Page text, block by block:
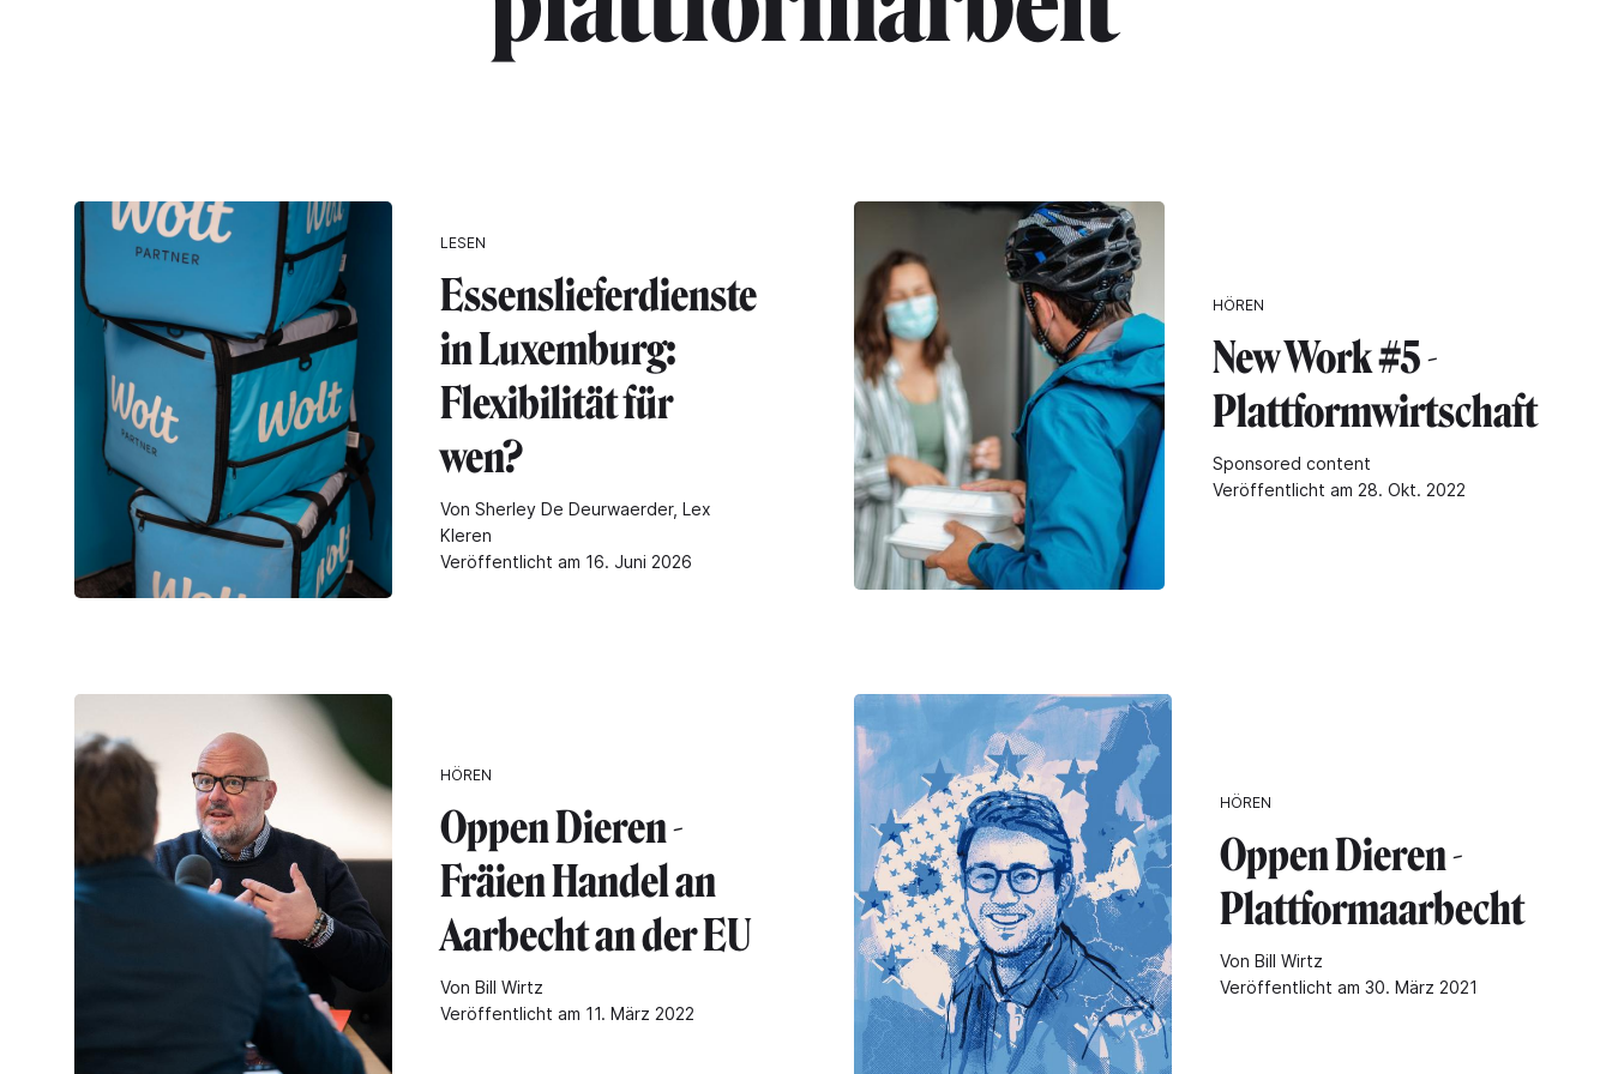
LESEN
Essenslieferdienste
in Luxemburg:
Flexibilität für
wen?
Von Sherley De Deurwaerder, Lex
Kleren
Veröffentlicht am 16. Juni 2026
HÖREN
New Work #5 -
Plattformwirtschaft
Sponsored content
Veröffentlicht am 28. Okt. 2022
HÖREN
Oppen Dieren -
Fräien Handel an
Aarbecht an der EU
Von Bill Wirtz
Veröffentlicht am 11. März 2022
HÖREN
Oppen Dieren -
Plattformaarbecht
Von Bill Wirtz
Veröffentlicht am 30. März 2021